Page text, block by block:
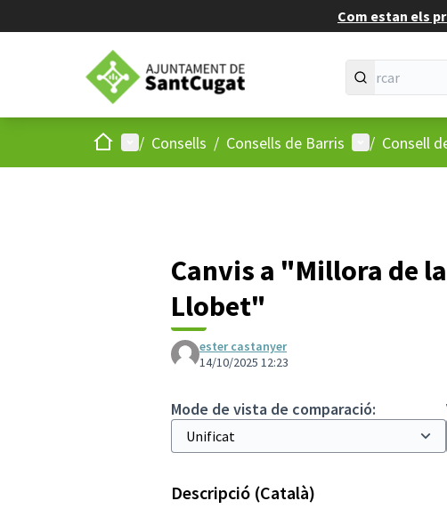
Com estan els
Inici Menú principal
/ Consells / Consells de Barris Menú d'usuari
/ Consell
Canvis a "Millora de
Llobet"
ester castanyer
14/10/2025 12:23
Mode de vista de comparació:
Descripció (Català)